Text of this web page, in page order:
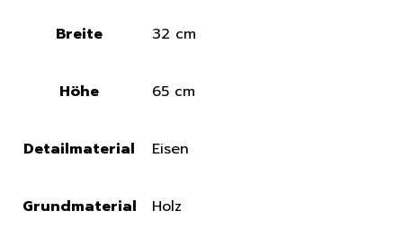
Breite 32 cm
Höhe 65 cm
Detailmaterial Eisen
Grundmaterial Holz